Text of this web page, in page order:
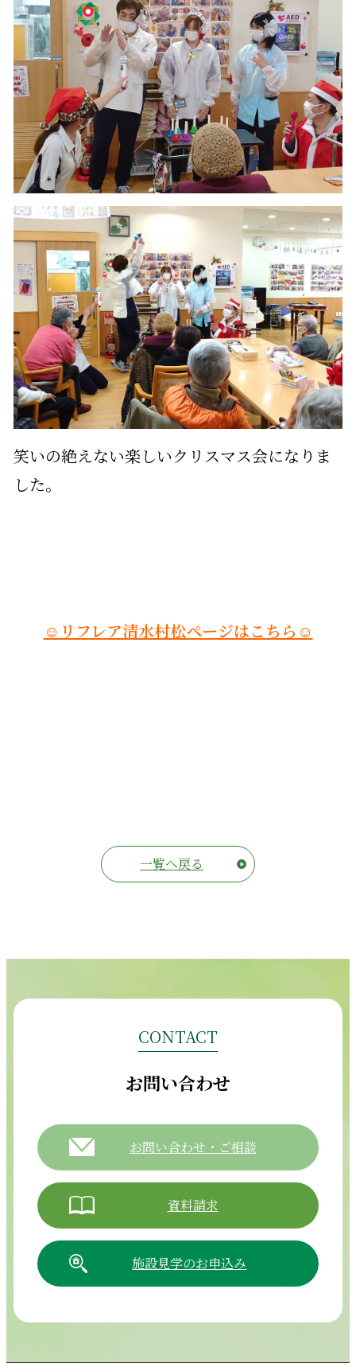
笑いの絶えない楽しいクリスマス会になりま
した。
☺リフレア清水村松ページはこちら☺
一覧へ戻る
CONTACT
お問い合わせ
お問い合わせ・ご相談
資料請求
施設見学のお申込み